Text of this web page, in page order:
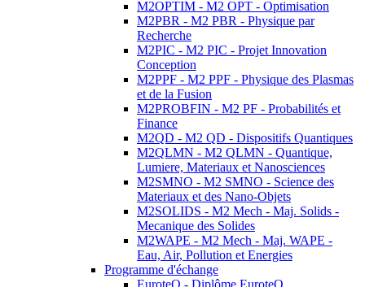
M2OPTIM - M2 OPT - Optimisation
M2PBR - M2 PBR - Physique par
Recherche
M2PIC - M2 PIC - Projet Innovation
Conception
M2PPF - M2 PPF - Physique des Plasmas
et de la Fusion
M2PROBFIN - M2 PF - Probabilités et
Finance
M2QD - M2 QD - Dispositifs Quantiques
M2QLMN - M2 QLMN - Quantique,
Lumiere, Materiaux et Nanosciences
M2SMNO - M2 SMNO - Science des
Materiaux et des Nano-Objets
M2SOLIDS - M2 Mech - Maj. Solids -
Mecanique des Solides
M2WAPE - M2 Mech - Maj. WAPE -
Eau, Air, Pollution et Energies
Programme d'échange
EuroteQ - Diplôme EuroteQ